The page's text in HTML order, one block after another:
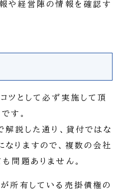
や経営陣の情報を確認す
ツとして必ず実施して頂
す。
解説した通り、貸付ではな
りますので、複数の会社
問題ありません。
所有している売掛債権の